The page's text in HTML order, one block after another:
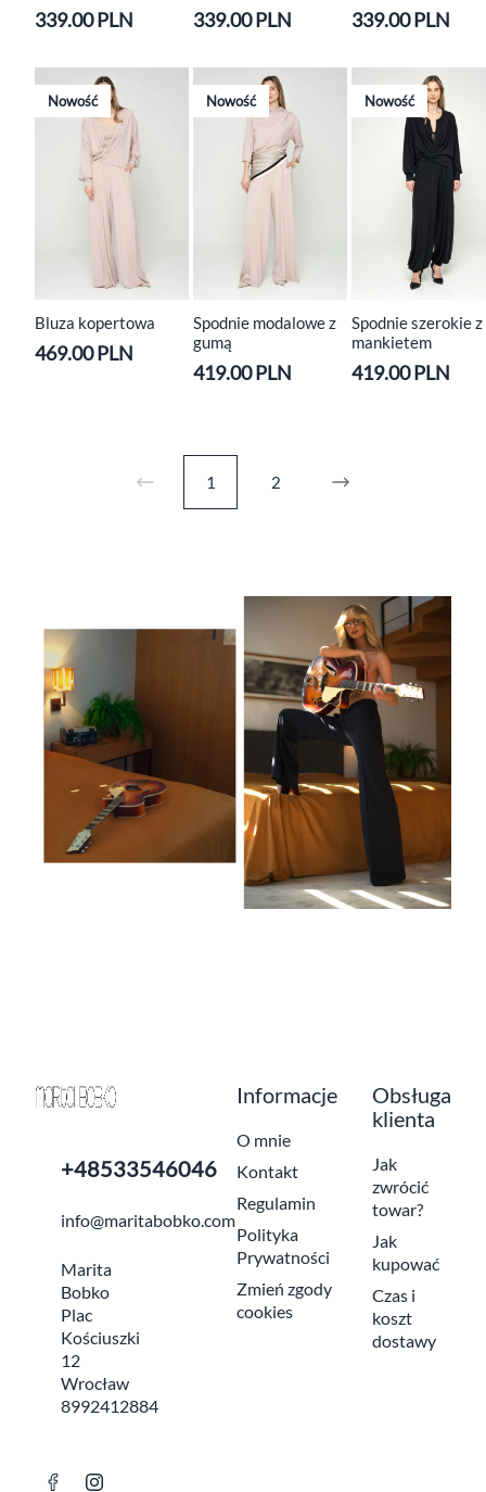
339.00 PLN 339.00 PLN 339.00 PLN
Nowość
Bluza kopertowa
469.00 PLN
Nowość
Spodnie modalowe z
gumą
419.00 PLN
Nowość
Spodnie szerokie z
mankietem
419.00 PLN
1 2
+48533546046
info@maritabobko.com
Marita
Bobko
Plac
Kościuszki
12
Wrocław
8992412884
Informacje
O mnie
Kontakt
Regulamin
Polityka
Prywatności
Zmień zgody
cookies
Obsługa
klienta
Jak
zwrócić
towar?
Jak
kupować
Czas i
koszt
dostawy